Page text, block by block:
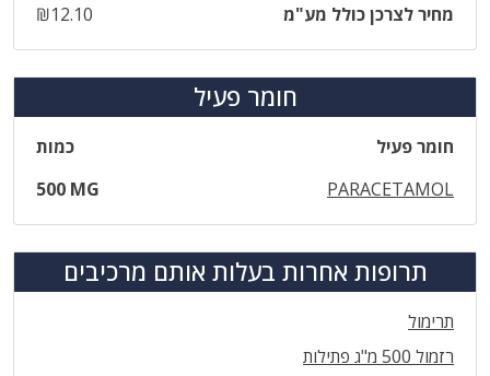
מחיר לצרכן כולל מע"מ
₪12.10
חומר פעיל
חומר פעיל
כמות
PARACETAMOL
500 MG
תרופות אחרות בעלות אותם מרכיבים
תרימול
רזמול 500 מ"ג פתילות